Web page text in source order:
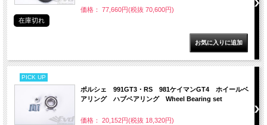
価格： 77,660円(税抜 70,600円)
在庫切れ
PICK UP
ポルシェ 991GT3・RS 981ケイマンGT4 ホイールベ
アリング ハブベアリング Wheel Bearing set
価格： 20,152円(税抜 18,320円)